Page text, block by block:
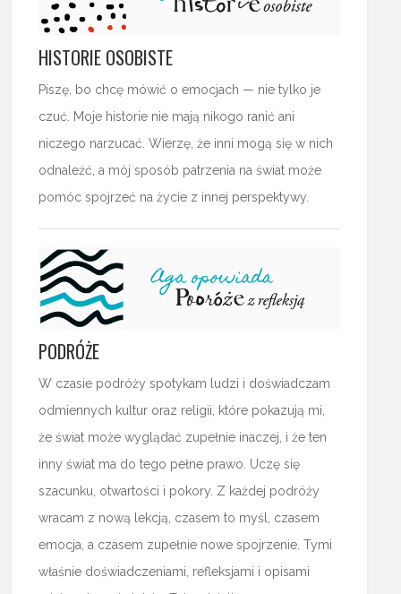
HISTORIE OSOBISTE
Piszę, bo chcę mówić o emocjach — nie tylko je
czuć. Moje historie nie mają nikogo ranić ani
niczego narzucać. Wierzę, że inni mogą się w nich
odnaleźć, a mój sposób patrzenia na świat może
pomóc spojrzeć na życie z innej perspektywy.
PODRÓŻE
W czasie podróży spotykam ludzi i doświadczam
odmiennych kultur oraz religii, które pokazują mi,
że świat może wyglądać zupełnie inaczej, i że ten
inny świat ma do tego pełne prawo. Uczę się
szacunku, otwartości i pokory. Z każdej podróży
wracam z nową lekcją, czasem to myśl, czasem
emocja, a czasem zupełnie nowe spojrzenie. Tymi
właśnie doświadczeniami, refleksjami i opisami